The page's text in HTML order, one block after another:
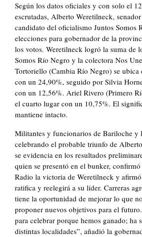
Según los datos oficiales y con solo el
escrutadas, Alberto Weretilneck,
candidato del oficialismo Juntos Somos
elecciones para gobernador de la
los votos. Weretilneck logró la suma de
Somos Río Negro y la colectora Nos
Tortoriello (Cambia Río Negro) se ubica
con un 24,90%, seguido por Silvia
con un 12,56%. Ariel Rivero (Primero
el cuarto lugar con un 10,75%. El
mantiene intacto.
Militantes y funcionarios de Bariloche y
celebrando el probable triunfo de
se evidencia en los resultados
quien se presentó en el bunker,
Radio la victoria de Weretilneck y
ratifica y reelegirá a su líder. Carreras
tiene la oportunidad de mejorar lo que
proponer nuevos objetivos para el
para celebrar porque hemos ganado; ha
distintas localidades”, añadió la